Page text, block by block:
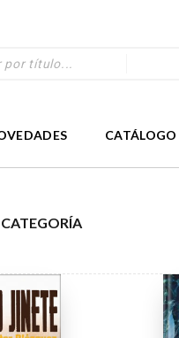
CATÁLOGO